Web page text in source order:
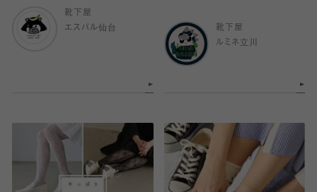
靴下屋
エスパル仙台
靴下屋
ルミネ立川